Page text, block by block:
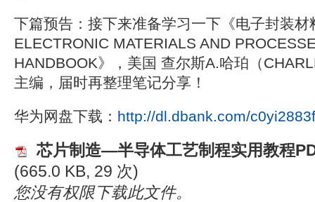
下篇预告：接下来准备学习一下《电子封装
ELECTRONIC MATERIALS AND
HANDBOOK》，美国 查尔斯A.哈珀（
主编，届时再整理笔记分享！
华为网盘下载： http://dl.dbank.com/
芯片制造—半导体工艺制程实用教程
(665.0 KB, 29 次)
您没有权限下载此文件。